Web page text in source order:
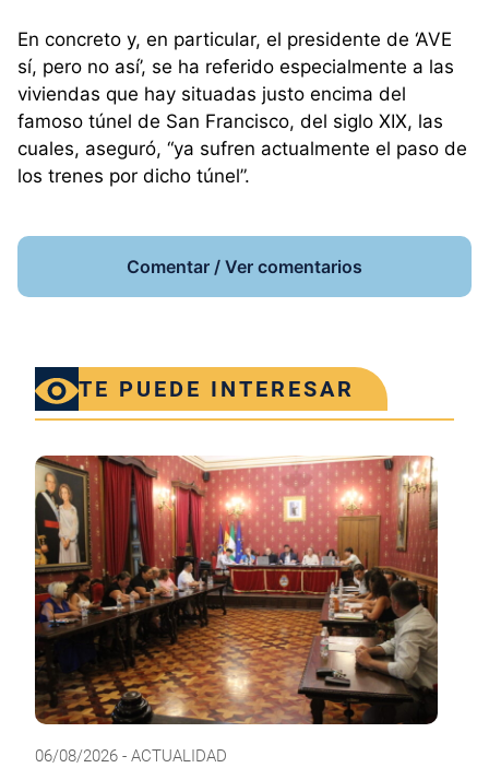
En concreto y, en particular, el presidente de ‘AVE
sí, pero no así’, se ha referido especialmente a las
viviendas que hay situadas justo encima del
famoso túnel de San Francisco, del siglo XIX, las
cuales, aseguró, “ya sufren actualmente el paso de
los trenes por dicho túnel”.
Comentar / Ver comentarios
TE PUEDE INTERESAR
06/08/2026 - ACTUALIDAD